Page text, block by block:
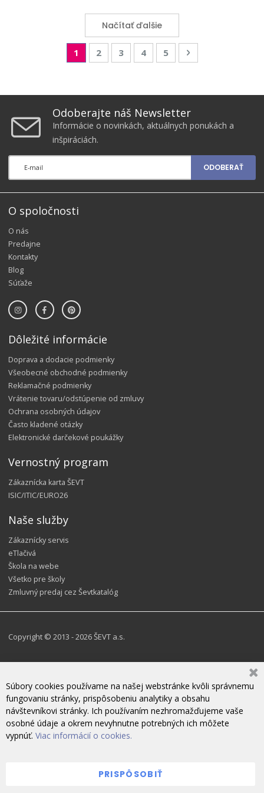
Načítať ďalšie
PageYou're currently reading page
1 Page
2 Page
3 Page
4 Page
5 Page
Nasledujúca
Odoberajte náš Newsletter
Informácie o novinkách, aktuálnych ponukách a
inšpiráciách.
ODOBERAŤ
O spoločnosti
O nás
Predajne
Kontakty
Blog
Súťaže
Dôležité informácie
Doprava a dodacie podmienky
Všeobecné obchodné podmienky
Reklamačné podmienky
Vrátenie tovaru/odstúpenie od zmluvy
Ochrana osobných údajov
Často kladené otázky
Elektronické darčekové poukážky
Vernostný program
Zákaznícka karta ŠEVT
ISIC/ITIC/EURO26
Naše služby
Zákaznícky servis
eTlačivá
Škola na webe
Všetko pre školy
Zmluvný predaj cez Ševtkatalóg
Copyright © 2013 - 2026 ŠEVT a.s.
Súbory cookies používame na našej webstránke kvôli správnemu
fungovaniu stránky, prispôsobeniu analytiky a obsahu
návštevníkovi stránky. Ich používaním nezhromažďujeme vaše
osobné údaje a okrem nevyhnutne potrebných ich môžete
vypnúť. Viac informácií o cookies.
PRISPÔSOBIŤ